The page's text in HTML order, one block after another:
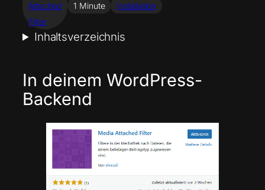
Attached
Filter
1 Minute Installation
Inhaltsverzeichnis
In deinem WordPress-
Backend